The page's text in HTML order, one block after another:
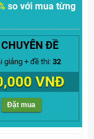
so với mua từng
ĐỀ
giảng + đề thi: 32
VNĐ
Đặt mua